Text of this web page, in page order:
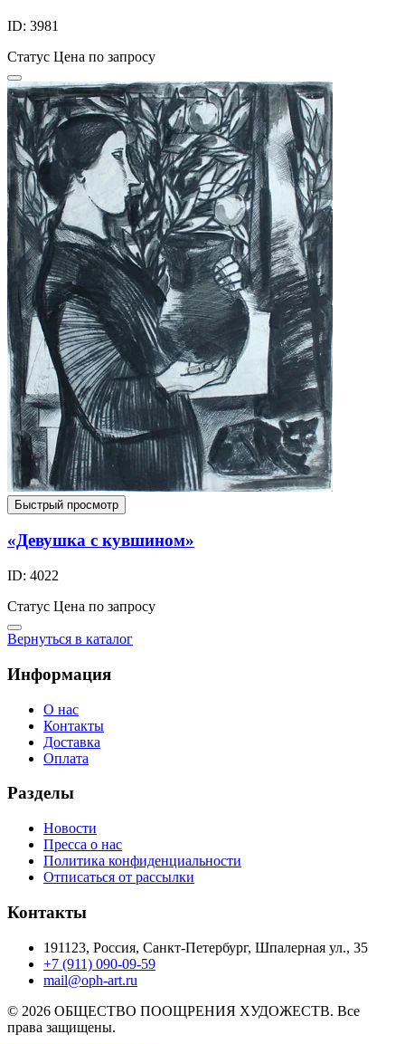
ID: 3981
Статус Цена по запросу
Быстрый просмотр
«Девушка с кувшином»
ID: 4022
Статус Цена по запросу
Вернуться в каталог
Информация
О нас
Контакты
Доставка
Оплата
Разделы
Новости
Пресса о нас
Политика конфиденциальности
Отписаться от рассылки
Контакты
191123, Россия, Санкт-Петербург, Шпалерная ул., 35
+7 (911) 090-09-59
mail@oph-art.ru
© 2026 ОБЩЕСТВО ПООЩРЕНИЯ ХУДОЖЕСТВ. Все
права защищены.